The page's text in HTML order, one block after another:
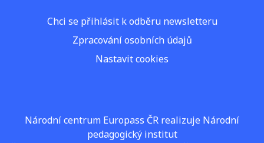
Chci se přihlásit k odběru newsletteru
Zpracování osobních údajů
Nastavit cookies
Národní centrum Europass ČR realizuje Národní
pedagogický institut